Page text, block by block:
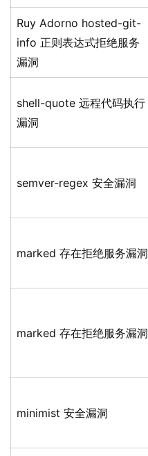
Ruy Adorno hosted-git-
info 正则表达式拒绝服务
漏洞
shell-quote 远程代码执行
漏洞
semver-regex 安全漏洞
marked 存在拒绝服务漏洞
marked 存在拒绝服务漏洞
minimist 安全漏洞